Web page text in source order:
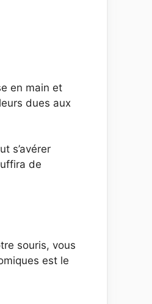
en main et
dues aux
s’avérer
de
souris, vous
est le